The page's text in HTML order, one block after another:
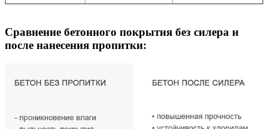
Сравнение бетонного покрытия без силера и
после нанесения пропитки: